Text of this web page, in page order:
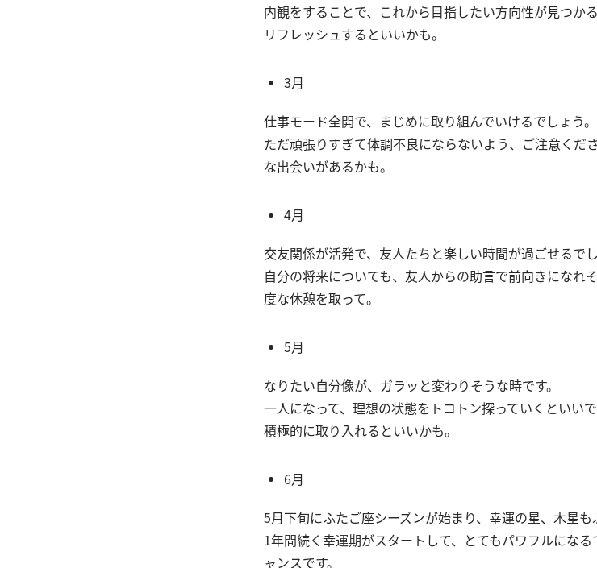
内観をすることで、これから目指したい方向性が見つか
リフレッシュするといいかも。
3月
仕事モード全開で、まじめに取り組んでいけるでしょう。
ただ頑張りすぎて体調不良にならないよう、ご注意くだ
な出会いがあるかも。
4月
交友関係が活発で、友人たちと楽しい時間が過ごせるでし
自分の将来についても、友人からの助言で前向きになれ
度な休憩を取って。
5月
なりたい自分像が、ガラッと変わりそうな時です。
一人になって、理想の状態をトコトン探っていくといい
積極的に取り入れるといいかも。
6月
5月下旬にふたご座シーズンが始まり、幸運の星、木星も
1年間続く幸運期がスタートして、とてもパワフルにな
ャンスです。